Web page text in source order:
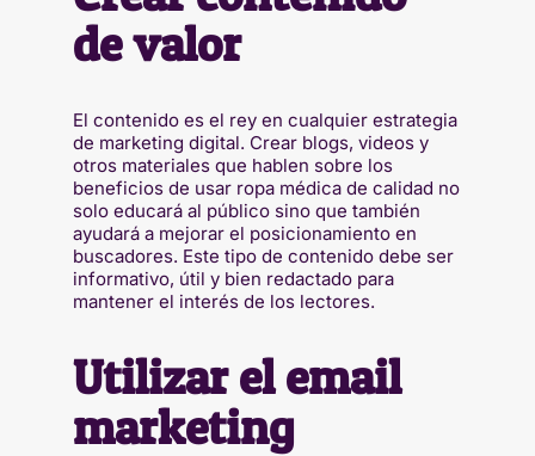
de valor
El contenido es el rey en cualquier estrategia
de marketing digital. Crear blogs, videos y
otros materiales que hablen sobre los
beneficios de usar ropa médica de calidad no
solo educará al público sino que también
ayudará a mejorar el posicionamiento en
buscadores. Este tipo de contenido debe ser
informativo, útil y bien redactado para
mantener el interés de los lectores.
Utilizar el email
marketing